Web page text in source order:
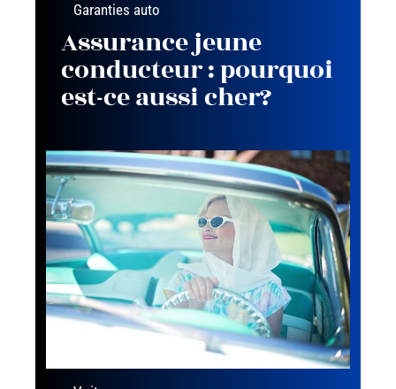
Garanties auto
Assurance jeune
conducteur : pourquoi
est-ce aussi cher?